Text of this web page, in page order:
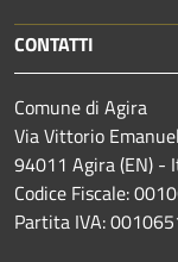
CONTATTI
Comune di Agira
Via Vittorio
94011 Agira (EN) -
Codice Fiscale:
Partita IVA: